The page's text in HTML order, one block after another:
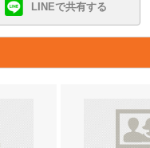
LINEで共有する